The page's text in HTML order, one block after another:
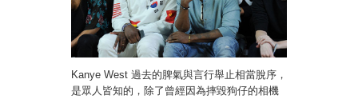
Kanye West 過去的脾氣與言行舉止相當脫序，
是眾人皆知的，除了曾經因為摔毀狗仔的相機